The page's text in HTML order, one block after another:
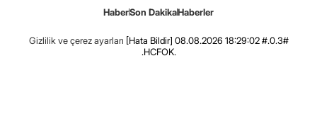
HaberSon DakikaHaberler
Gizlilik ve çerez ayarları [Hata Bildir] 08.08.2026 18:29:02 #.0.3#
.HCFOK.